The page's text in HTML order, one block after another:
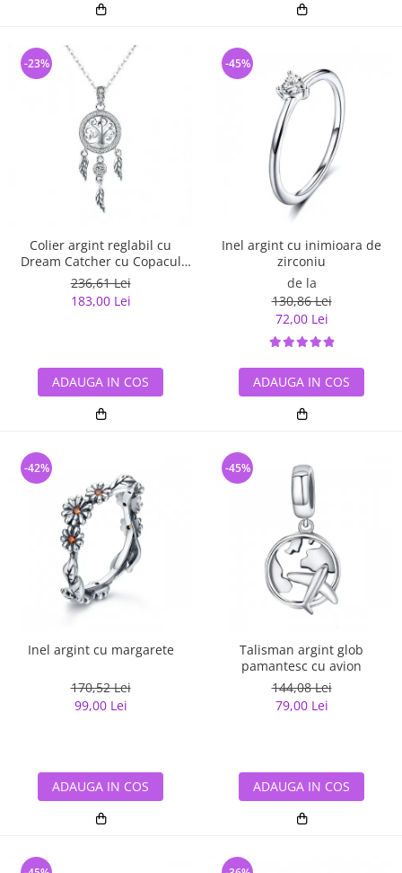
Colier argint reglabil cu
Dream Catcher cu Copacul
Vietii
236,61 Lei
183,00 Lei
-23%
ADAUGA IN COS
Inel argint cu inimioara de
zirconiu
de la
130,86 Lei
72,00 Lei
-45%
ADAUGA IN COS
Inel argint cu margarete
170,52 Lei
99,00 Lei
-42%
ADAUGA IN COS
Talisman argint glob
pamantesc cu avion
144,08 Lei
79,00 Lei
-45%
ADAUGA IN COS